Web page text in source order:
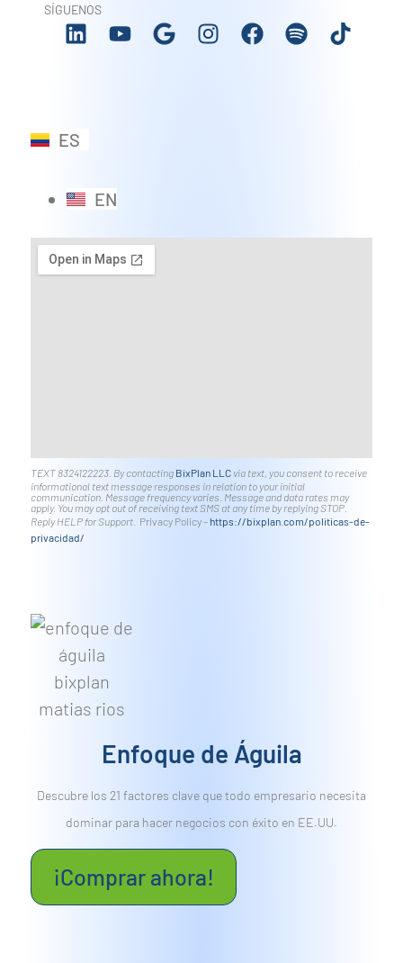
Enfoque de Águila
Descubre los 21 factores clave que todo empresario necesita
dominar para hacer negocios con éxito en EE.UU.
¡Comprar ahora!
SÍGUENOS
ES
EN
TEXT 8324122223. By contacting BixPlan LLCvia text, you consent to receive
informational text message responses in relation to your initial
communication. Message frequency varies. Message and data rates may
apply. You may opt out of receiving text SMS at any time by replying STOP.
Reply HELP for Support. Privacy Policy – https://bixplan.com/politicas-de-
privacidad/